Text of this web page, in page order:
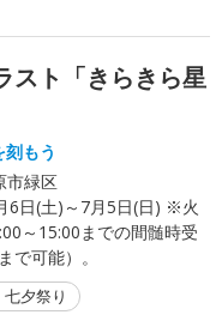
スト「きらきら星
もう
市緑区
6日(土)～7月5日(日) ※火
～15:00までの間髄時受
で可能）。
七夕祭り